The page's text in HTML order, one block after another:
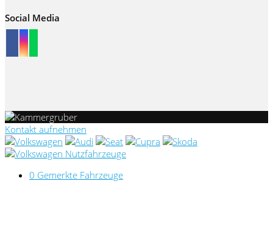
Social Media
Kontakt aufnehmen
0 Gemerkte Fahrzeuge